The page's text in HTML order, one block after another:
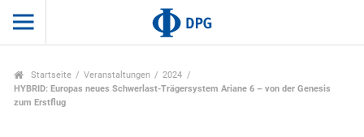
Startseite Veranstaltungen
2024
HYBRID: Europas neues Schwerlast-Trägersystem Ariane 6 – von der Genesis
zum Erstflug